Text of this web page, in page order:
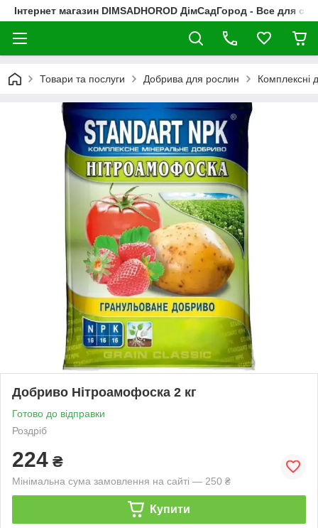
Інтернет магазин DIMSADHOROD ДімСадГород - Все для
Товари та послуги Добрива для рослин Комплексні
Добриво Нітроамофоска 2 кг
Готово до відправки
Роздріб
224 ₴
Мінімальна сума замовлення на сайті — 250 ₴
Купити